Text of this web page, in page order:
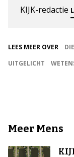
KIJK-redactie
LEES MEER OVER
UITGELICHT
Meer Mens